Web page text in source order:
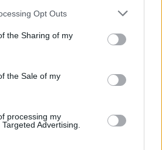
Opt Outs
the Sharing of my
the Sale of my
processing my
Advertising.